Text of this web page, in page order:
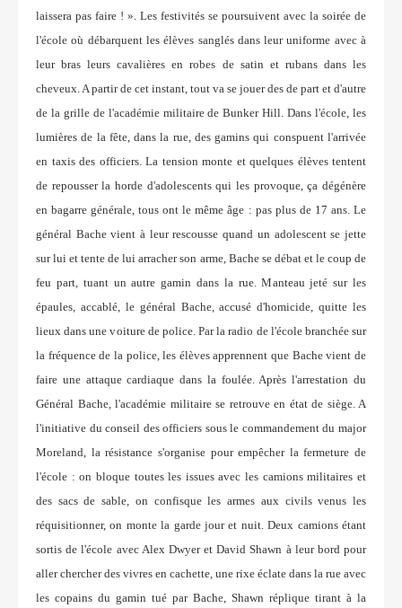
laissera pas faire ! ». Les festivités se poursuivent avec la soirée de
l'école où débarquent les élèves sanglés dans leur uniforme avec à
leur bras leurs cavalières en robes de satin et rubans dans les
cheveux. A partir de cet instant, tout va se jouer des de part et d'autre
de la grille de l'académie militaire de Bunker Hill. Dans l'école, les
lumières de la fête, dans la rue, des gamins qui conspuent l'arrivée
en taxis des officiers. La tension monte et quelques élèves tentent
de repousser la horde d'adolescents qui les provoque, ça dégénère
en bagarre générale, tous ont le même âge : pas plus de 17 ans. Le
général Bache vient à leur rescousse quand un adolescent se jette
sur lui et tente de lui arracher son arme, Bache se débat et le coup de
feu part, tuant un autre gamin dans la rue. Manteau jeté sur les
épaules, accablé, le général Bache, accusé d'homicide, quitte les
lieux dans une voiture de police. Par la radio de l'école branchée sur
la fréquence de la police, les élèves apprennent que Bache vient de
faire une attaque cardiaque dans la foulée. Après l'arrestation du
Général Bache, l'académie militaire se retrouve en état de siège. A
l'initiative du conseil des officiers sous le commandement du major
Moreland, la résistance s'organise pour empêcher la fermeture de
l'école : on bloque toutes les issues avec les camions militaires et
des sacs de sable, on confisque les armes aux civils venus les
réquisitionner, on monte la garde jour et nuit. Deux camions étant
sortis de l'école avec Alex Dwyer et David Shawn à leur bord pour
aller chercher des vivres en cachette, une rixe éclate dans la rue avec
les copains du gamin tué par Bache, Shawn réplique tirant à la